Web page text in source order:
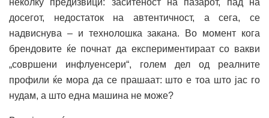
неколку предизвици: заситеност на пазарот, пад на
досегот, недостаток на автентичност, а сега, се
надвиснува – и технолошка закана. Во момент кога
брендовите ќе почнат да експериментираат со вакви
„совршени инфлуенсери“, голем дел од реалните
профили ќе мора да се прашаат: што е тоа што јас го
нудам, а што една машина не може?